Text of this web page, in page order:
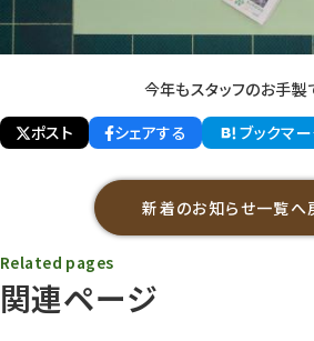
今年もスタッフのお手
ポスト
シェアする ブックマ
新着のお知らせ一覧へ
関連ページ
Related pages